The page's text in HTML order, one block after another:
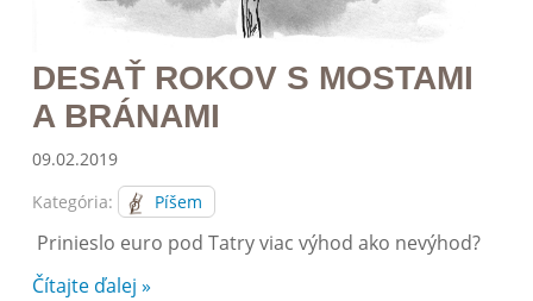
DESAŤ ROKOV S MOSTAMI
A BRÁNAMI
09.02.2019
Kategória:
Píšem
Prinieslo euro pod Tatry viac výhod ako nevýhod?
Čítajte ďalej »